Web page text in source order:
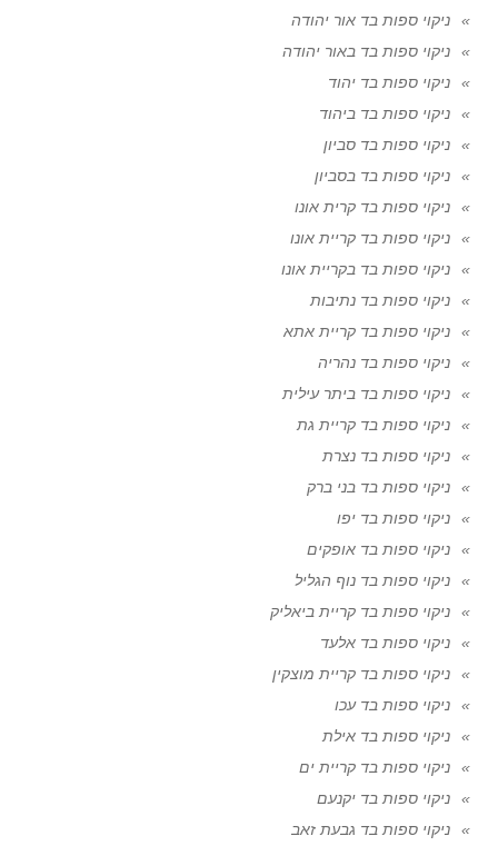
ניקוי ספות בד אור יהודה
ניקוי ספות בד באור יהודה
ניקוי ספות בד יהוד
ניקוי ספות בד ביהוד
ניקוי ספות בד סביון
ניקוי ספות בד בסביון
ניקוי ספות בד קרית אונו
ניקוי ספות בד קריית אונו
ניקוי ספות בד בקריית אונו
ניקוי ספות בד נתיבות
ניקוי ספות בד קריית אתא
ניקוי ספות בד נהריה
ניקוי ספות בד ביתר עילית
ניקוי ספות בד קריית גת
ניקוי ספות בד נצרת
ניקוי ספות בד בני ברק
ניקוי ספות בד יפו
ניקוי ספות בד אופקים
ניקוי ספות בד נוף הגליל
ניקוי ספות בד קריית ביאליק
ניקוי ספות בד אלעד
ניקוי ספות בד קריית מוצקין
ניקוי ספות בד עכו
ניקוי ספות בד אילת
ניקוי ספות בד קריית ים
ניקוי ספות בד יקנעם
ניקוי ספות בד גבעת זאב